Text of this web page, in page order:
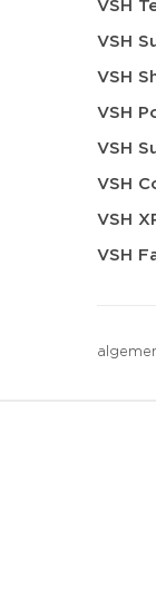
VSH
VSH
VSH
VSH
VSH
VSH
VSH
VSH